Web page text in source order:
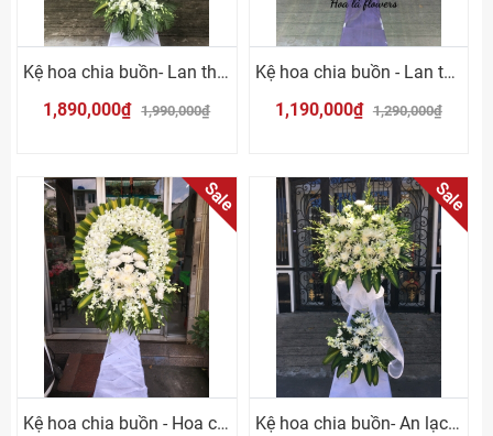
Kệ hoa chia buồn- Lan thái trắng
1,890,000₫ 1,990,000₫
Kệ hoa chia buồn - Lan thái tím
1,190,000₫ 1,290,000₫
Sale
Kệ hoa chia buồn - Hoa cúc trắng
Sale
Kệ hoa chia buồn- An lạc Vĩnh Hằng